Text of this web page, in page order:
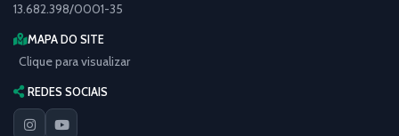
13.682.398/0001-35
MAPA DO SITE
Clique para visualizar
REDES SOCIAIS